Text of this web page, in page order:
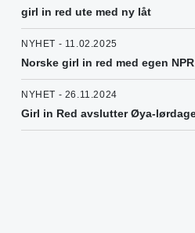
girl in red ute med ny låt
NYHET - 11.02.2025
Norske girl in red med egen
NYHET - 26.11.2024
Girl in Red avslutter Øya-